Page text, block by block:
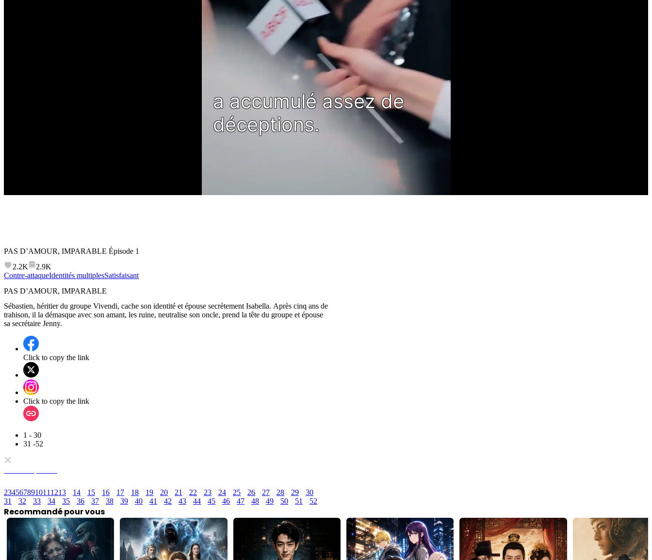
a accumulé assez de
déceptions.
PAS D’AMOUR, IMPARABLE Épisode 1
2.2K
2.9K
Contre-attaqueIdentités multiplesSatisfaisant
PAS D’AMOUR, IMPARABLE
Sébastien, héritier du groupe Vivendi, cache son identité et épouse secrètement Isabella. Après cinq ans de
trahison, il la démasque avec son amant, les ruine, neutralise son oncle, prend la tête du groupe et épouse
sa secrétaire Jenny.
Click to copy the link
Click to copy the link
1 - 30
31 -52
234567891011 1213 14 15 16 17 18 19 20 21 22 23 24 25 26 27 28 29
30
31
32 33 34 35 36 37 38 39 40 41 42 43 44 45 46 47 48 49 50 51 52
Recommandé pour vous